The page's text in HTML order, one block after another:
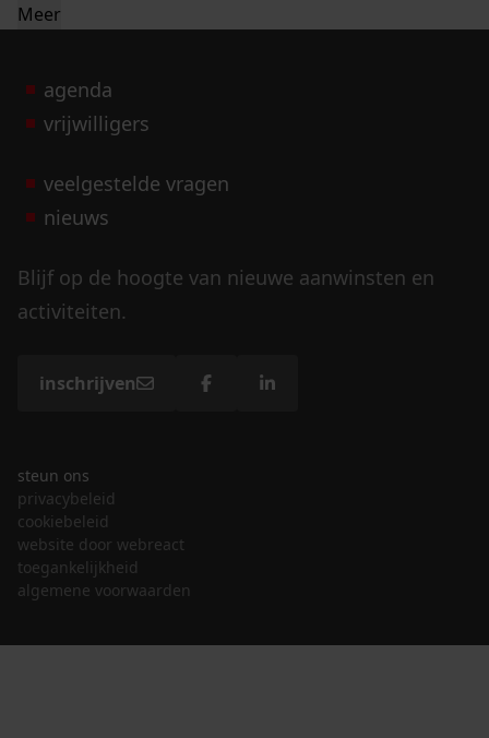
Meer
agenda
vrijwilligers
veelgestelde vragen
nieuws
Blijf op de hoogte van nieuwe aanwinsten en
activiteiten.
inschrijven
steun ons
privacybeleid
cookiebeleid
website door webreact
toegankelijkheid
algemene voorwaarden